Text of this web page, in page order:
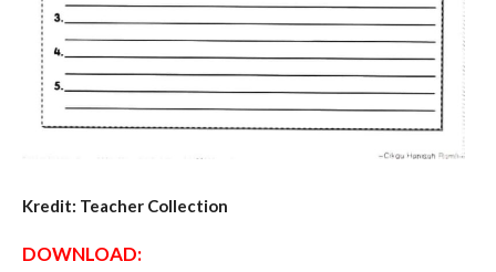
Kredit: Teacher Collection
DOWNLOAD: